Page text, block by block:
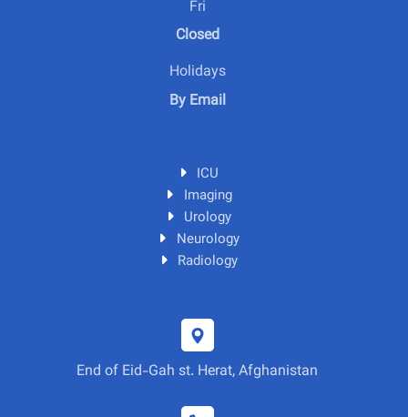
Fri
Closed
Holidays
By Email
ICU
Imaging
Urology
Neurology
Radiology
End of Eid-Gah st. Herat, Afghanistan